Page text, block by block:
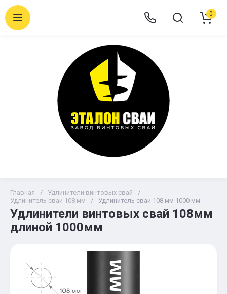
0
Главная / Удлинители винтовых свай
/
Удлинитель сваи 108 мм
/ Удлинитель сваи 108 мм 1000 мм
Удлинители винтовых свай 108мм
длиной 1000мм